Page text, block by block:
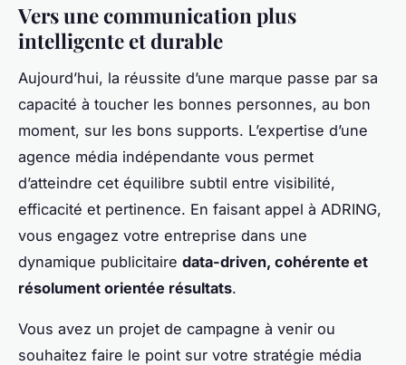
Vers une communication plus
intelligente et durable
Aujourd’hui, la réussite d’une marque passe par sa
capacité à toucher les bonnes personnes, au bon
moment, sur les bons supports. L’expertise d’une
agence média indépendante vous permet
d’atteindre cet équilibre subtil entre visibilité,
efficacité et pertinence. En faisant appel à ADRING,
vous engagez votre entreprise dans une
dynamique publicitaire data-driven, cohérente et
résolument orientée résultats.
Vous avez un projet de campagne à venir ou
souhaitez faire le point sur votre stratégie média